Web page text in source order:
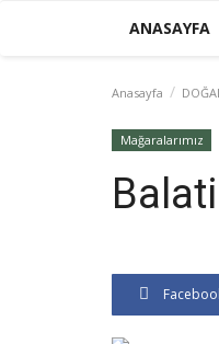
ANASAYFA
Anasayfa
Mağaralarımız